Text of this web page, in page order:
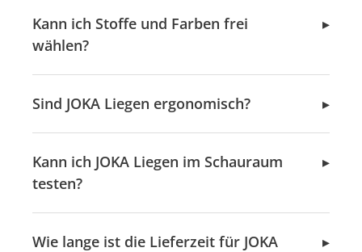
Kann ich Stoffe und Farben frei
wählen?
Sind JOKA Liegen ergonomisch?
Kann ich JOKA Liegen im Schauraum
testen?
Wie lange ist die Lieferzeit für JOKA